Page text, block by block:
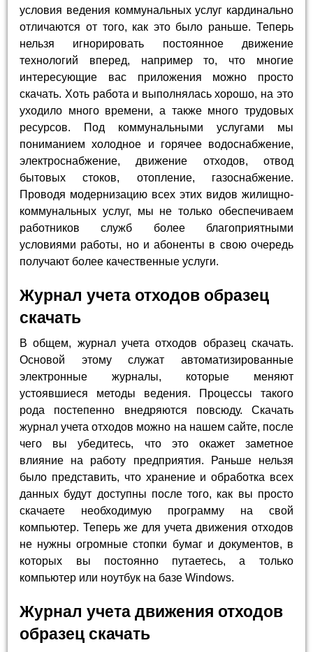
условия ведения коммунальных услуг кардинально
отличаются от того, как это было раньше. Теперь
нельзя игнорировать постоянное движение
технологий вперед, например то, что многие
интересующие вас приложения можно просто
скачать. Хоть работа и выполнялась хорошо, на это
уходило много времени, а также много трудовых
ресурсов. Под коммунальными услугами мы
пониманием холодное и горячее водоснабжение,
электроснабжение, движение отходов, отвод
бытовых стоков, отопление, газоснабжение.
Проводя модернизацию всех этих видов жилищно-
коммунальных услуг, мы не только обеспечиваем
работников служб более благоприятными
условиями работы, но и абоненты в свою очередь
получают более качественные услуги.
Журнал учета отходов образец
скачать
В общем, журнал учета отходов образец скачать.
Основой этому служат автоматизированные
электронные журналы, которые меняют
устоявшиеся методы ведения. Процессы такого
рода постепенно внедряются повсюду. Cкачать
журнал учета отходов можно на нашем сайте, после
чего вы убедитесь, что это окажет заметное
влияние на работу предприятия. Раньше нельзя
было представить, что хранение и обработка всех
данных будут доступны после того, как вы просто
скачаете необходимую программу на свой
компьютер. Теперь же для учета движения отходов
не нужны огромные стопки бумаг и документов, в
которых вы постоянно путаетесь, а только
компьютер или ноутбук на базе Windows.
Журнал учета движения отходов
образец скачать